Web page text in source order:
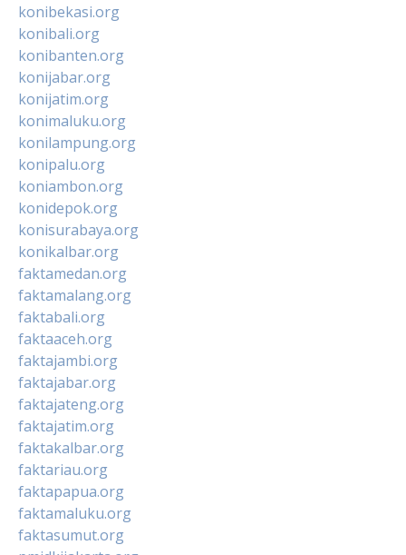
konibekasi.org
konibali.org
konibanten.org
konijabar.org
konijatim.org
konimaluku.org
konilampung.org
konipalu.org
koniambon.org
konidepok.org
konisurabaya.org
konikalbar.org
faktamedan.org
faktamalang.org
faktabali.org
faktaaceh.org
faktajambi.org
faktajabar.org
faktajateng.org
faktajatim.org
faktakalbar.org
faktariau.org
faktapapua.org
faktamaluku.org
faktasumut.org